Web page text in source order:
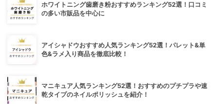
ホワイトニング歯磨き粉おすすめランキング52選！口コミ
の多い市販品を中心に
アイシャドウおすすめ人気ランキング52選！パレット&単
色&ラメ入り商品を徹底比較！
マニキュア人気ランキング52選！おすすめのプチプラや速
乾タイプのネイルポリッシュを紹介！